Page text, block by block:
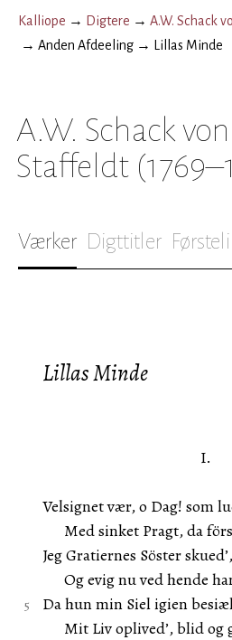
Kalliope → Digtere → A.W. Schack
→ Anden Afdeeling → Lillas Minde
A.W. Schack von
Staffeldt
Værker Digttitler
Lillas Minde
I.
Velsignet vær, o Dag! som
Med sinket Pragt, da
Jeg Gratiernes Söster
Og evig nu ved hende
Da hun min Siel igien
Mit Liv oplived’, blid og